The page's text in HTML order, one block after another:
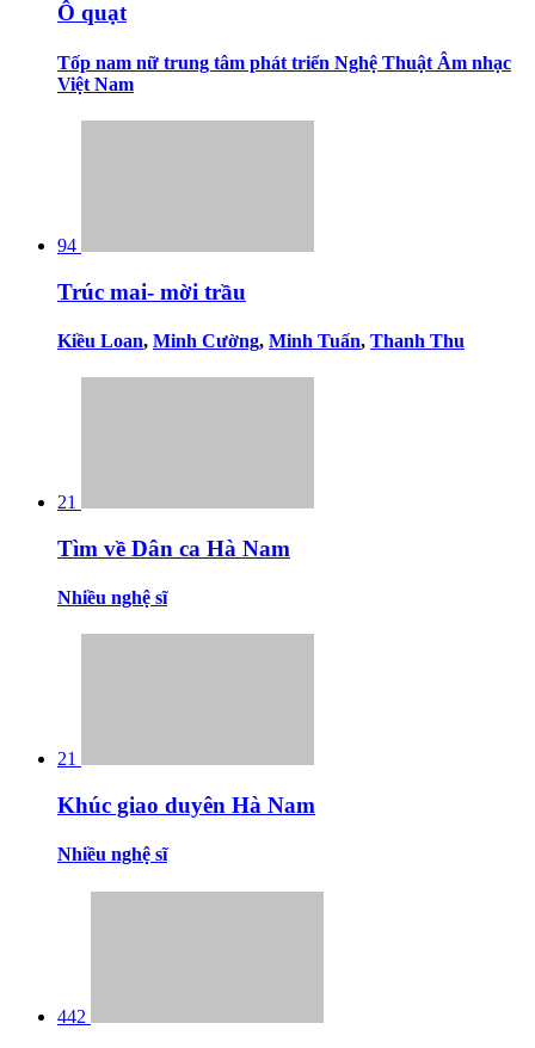
Ô quạt
Tốp nam nữ trung tâm phát triển Nghệ Thuật Âm nhạc
Việt Nam
94
Trúc mai- mời trầu
Kiều Loan, Minh Cường, Minh Tuấn, Thanh Thu
21
Tìm về Dân ca Hà Nam
Nhiều nghệ sĩ
21
Khúc giao duyên Hà Nam
Nhiều nghệ sĩ
442